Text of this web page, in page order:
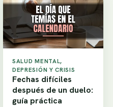
SALUD MENTAL,
DEPRESIÓN Y CRISIS
Fechas difíciles
después de un duelo:
guía práctica